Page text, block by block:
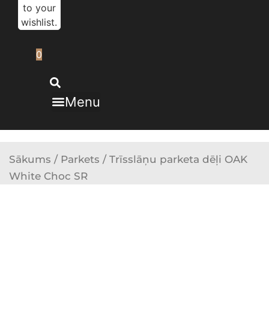
to your
wishlist.
0
Menu
Sākums / Parkets / Trīsslāņu parketa dēļi OAK
White Choc SR